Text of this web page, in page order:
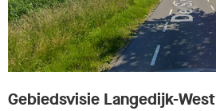
Gebiedsvisie Langedijk-West